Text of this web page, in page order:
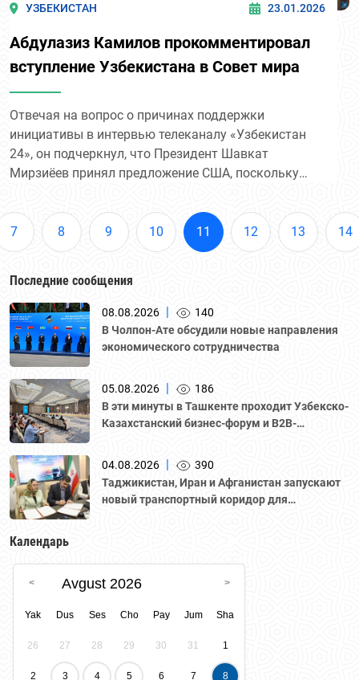
УЗБЕКИСТАН 23.01.2026
Абдулазиз Камилов прокомментировал
вступление Узбекистана в Совет мира
Отвечая на вопрос о причинах поддержки
инициативы в интервью телеканалу «Узбекистан
24», он подчеркнул, что Президент Шавкат
Мирзиёев принял предложение США, поскольку
основными принципами внешней политики
республики.
7 8 9 10 11 12 13 14
Последние сообщения
08.08.2026 |
140
В Чолпон-Ате обсудили новые направления
экономического сотрудничества
05.08.2026 |
186
В эти минуты в Ташкенте проходит Узбекско-
Казахстанский бизнес-форум и B2B-
Национальной палатой предпринимателей
Казахстана "Атамекен."
04.08.2026 |
390
Таджикистан, Иран и Афганистан запускают
новый транспортный коридор для
Календарь
Avgust 2026
Yak Dus Ses Cho Pay Jum Sha
26 27 28 29 30 31 1
2 3 4 5 6 7 8